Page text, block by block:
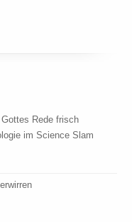
Rede frisch
im Science Slam